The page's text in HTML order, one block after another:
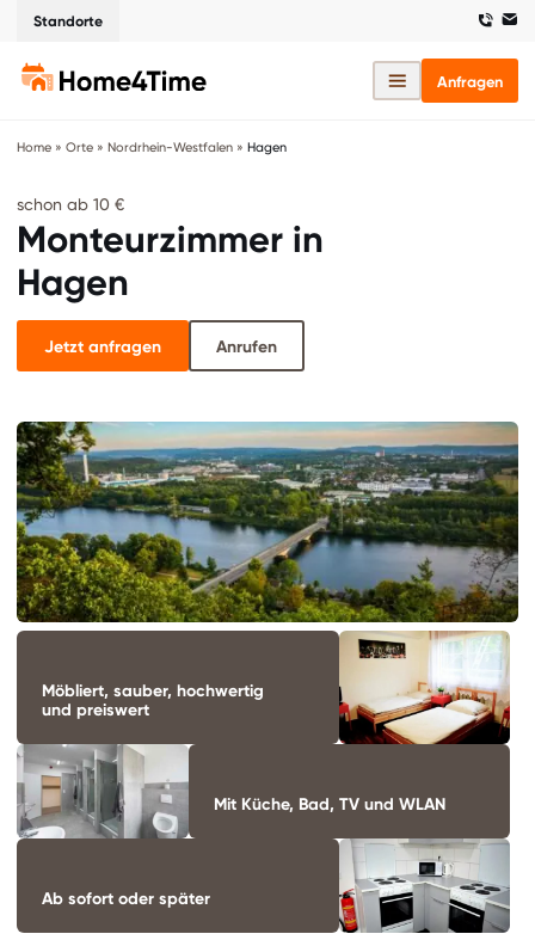
Standorte
Anfragen
Home » Orte » Nordrhein-Westfalen » Hagen
schon ab 10 €
Monteurzimmer in
Hagen
Jetzt anfragen Anrufen
Möbliert, sauber, hochwertig
und preiswert
Mit Küche, Bad, TV und WLAN
Ab sofort oder später